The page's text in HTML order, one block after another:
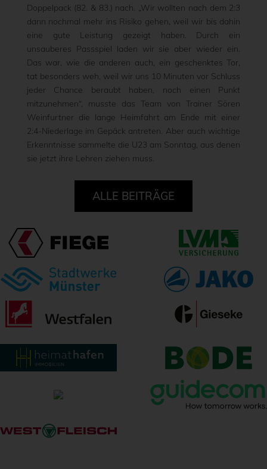
Doppelpack (82. & 83.) nach. „Wir wollten nach dem 2:3
dann nochmal mehr ins Risiko gehen, weil wir bis dahin
eine gute Leistung gezeigt haben. Durch ein
unsauberes Passspiel laden wir sie aber wieder ein.
Das war, wie die anderen auch, ein geschenktes Tor,
tat besonders weh, weil wir uns 10 Minuten vor Schluss
jeder Chance beraubt haben, noch einen Punkt
mitzunehmen“, musste das Team von Trainer Sören
Weinfurtner die lange Heimfahrt am Ende mit einer
2:4-Niederlage im Gepäck antreten. Aber auch wichtige
Erkenntnisse sammelte die U23 am Sonntag, aus denen
sie jetzt ihre Lehren ziehen muss.
ALLE BEITRÄGE